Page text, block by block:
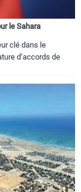
le Sahara
clé dans le
d’accords de